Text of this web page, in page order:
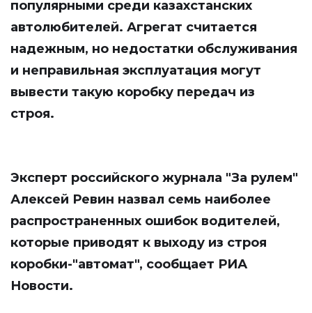
популярными среди казахстанских
автолюбителей. Агрегат считается
надежным, но недостатки обслуживания
и неправильная эксплуатация могут
вывести такую коробку передач из
строя.
Эксперт российского журнала "За рулем"
Алексей Ревин назвал семь наиболее
распространенных ошибок водителей,
которые приводят к выходу из строя
коробки-"автомат", сообщает РИА
Новости.